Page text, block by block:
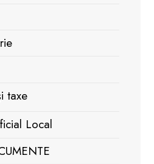
taxe
Local